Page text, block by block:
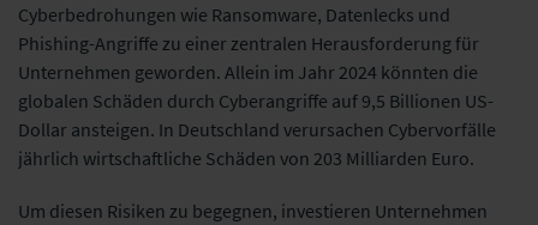
Cyberbedrohungen wie Ransomware, Datenlecks und
Phishing-Angriffe zu einer zentralen Herausforderung für
Unternehmen geworden. Allein im Jahr 2024 könnten die
globalen Schäden durch Cyberangriffe auf 9,5 Billionen US-
Dollar ansteigen. In Deutschland verursachen Cybervorfälle
jährlich wirtschaftliche Schäden von 203 Milliarden Euro.
Um diesen Risiken zu begegnen, investieren Unternehmen